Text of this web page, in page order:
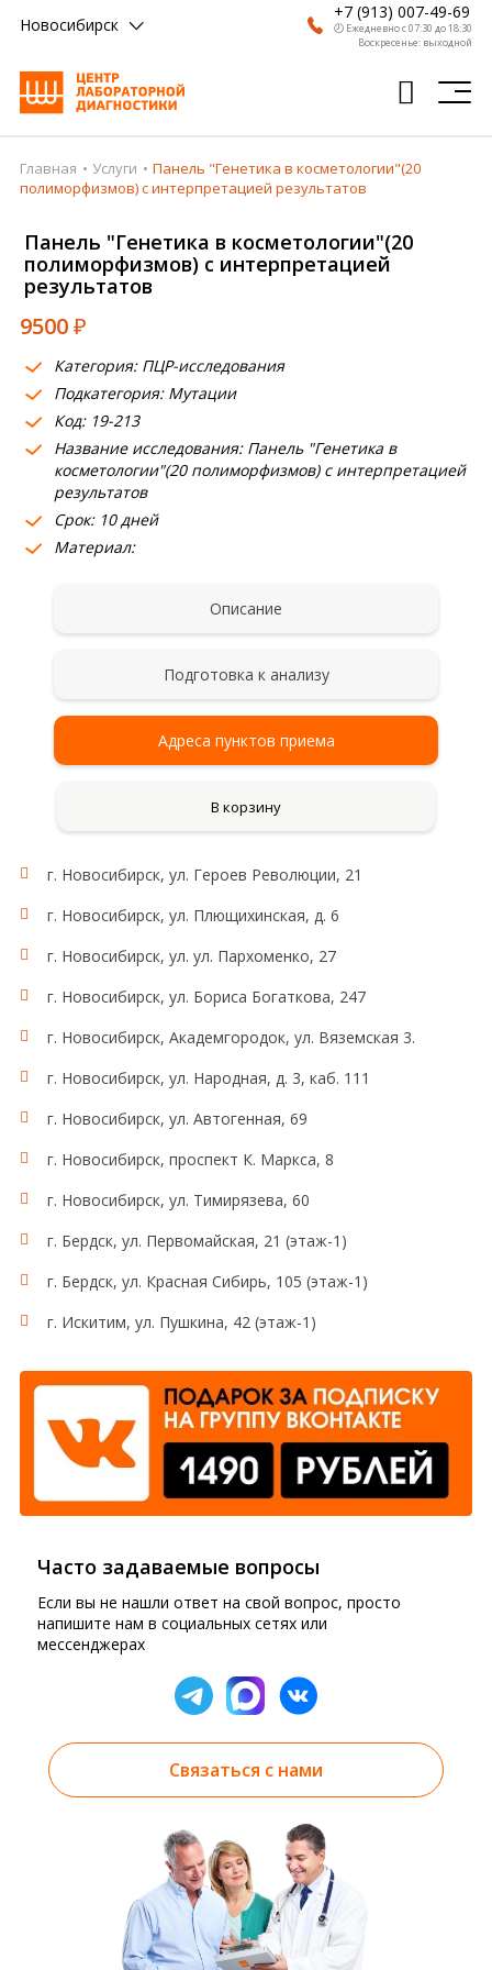
Новосибирск
+7 (913) 007-49-69
🕗 Ежедневно с 07:30 до 18:30
Воскресенье: выходной
Главная
Врачи
Получить результат
Пациентам
О компании
Где сдать
Партнерам
Главная Услуги
Панель "Генетика в косметологии"(20
полиморфизмов) с интерпретацией результатов
Панель "Генетика в косметологии"(20
полиморфизмов) с интерпретацией
результатов
9500₽
Категория: ПЦР-исследования
Подкатегория: Мутации
Код: 19-213
Название исследования: Панель "Генетика в
косметологии"(20 полиморфизмов) с интерпретацией
результатов
Срок: 10 дней
Материал:
Описание
Подготовка к анализу
Адреса пунктов приема
В корзину
г. Новосибирск, ул. Героев Революции, 21
г. Новосибирск, ул. Плющихинская, д. 6
г. Новосибирск, ул. ул. Пархоменко, 27
г. Новосибирск, ул. Бориса Богаткова, 247
г. Новосибирск, Академгородок, ул. Вяземская 3.
г. Новосибирск, ул. Народная, д. 3, каб. 111
г. Новосибирск, ул. Автогенная, 69
г. Новосибирск, проспект К. Маркса, 8
г. Новосибирск, ул. Тимирязева, 60
г. Бердск, ул. Первомайская, 21 (этаж-1)
г. Бердск, ул. Красная Сибирь, 105 (этаж-1)
г. Искитим, ул. Пушкина, 42 (этаж-1)
Часто задаваемые вопросы
Если вы не нашли ответ на свой вопрос, просто
напишите нам в социальных сетях или
мессенджерах
Связаться с нами